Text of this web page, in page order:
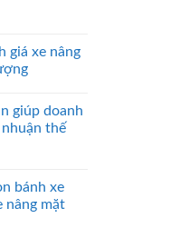
giá xe nâng
giúp doanh
thế
bánh xe
nâng mặt